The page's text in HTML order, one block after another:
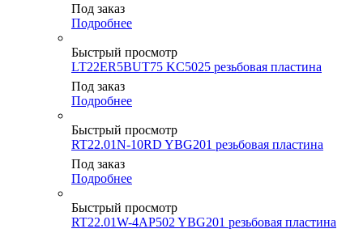
Под заказ
Подробнее
Быстрый просмотр
LT22ER5BUT75 KC5025 резьбовая пластина
Под заказ
Подробнее
Быстрый просмотр
RT22.01N-10RD YBG201 резьбовая пластина
Под заказ
Подробнее
Быстрый просмотр
RT22.01W-4AP502 YBG201 резьбовая пластина